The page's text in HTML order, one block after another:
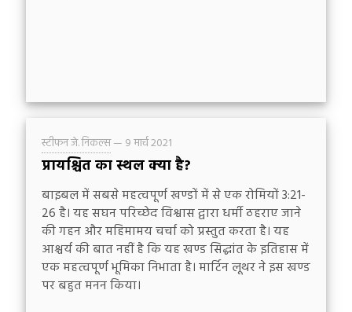
स्टीफन जे. निकल्स— 9 मार्च 2021
प्रायश्चित का स्थल क्या है?
बाइबल में सबसे महत्वपूर्ण खण्डों में से एक रोमियों 3:21-
26 है। यह सघन परिच्छेद विश्वास द्वारा धर्मी ठहराए जाने
की गहन और महिमामय चर्चा को प्रस्तुत करता है। यह
आश्चर्य की बात नहीं है कि यह खण्ड सिद्धांत के इतिहास में
एक महत्वपूर्ण भूमिका निभाता है। मार्टिन लूथर ने इस खण्ड
पर बहुत मनन किया।